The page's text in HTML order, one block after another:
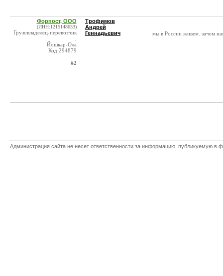
Форпост, ООО
(ИНН:1215148633)
Грузовладелец-перевозчик
Йошкар-Ола
Код:294879
#2
Трофимов
Андрей
Геннадьевич
мы в России живем. зачем
Администрация сайта не несет ответственности за информацию, публикуемую